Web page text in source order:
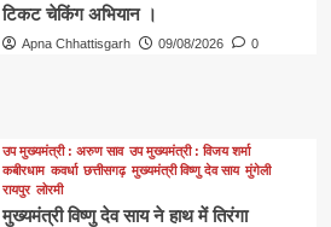
टिकट चेकिंग अभियान ।
Apna Chhattisgarh 09/08/2026 0
उप मुख्यमंत्री : अरुण साव उप मुख्यमंत्री : विजय शर्मा
कबीरधाम कवर्धा छत्तीसगढ़ मुख्यमंत्री विष्णु देव साय मुंगेली
रायपुर लोरमी
मुख्यमंत्री विष्णु देव साय ने हाथ में तिरंगा